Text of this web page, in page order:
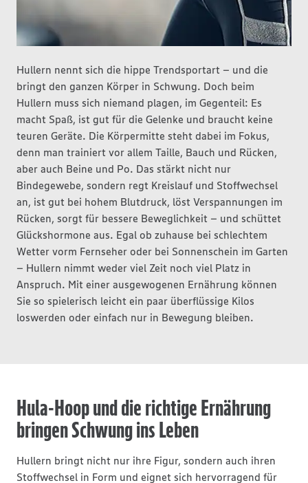
Hullern nennt sich die hippe Trendsportart – und die
bringt den ganzen Körper in Schwung. Doch beim
Hullern muss sich niemand plagen, im Gegenteil: Es
macht Spaß, ist gut für die Gelenke und braucht keine
teuren Geräte. Die Körpermitte steht dabei im Fokus,
denn man trainiert vor allem Taille, Bauch und Rücken,
aber auch Beine und Po. Das stärkt nicht nur
Bindegewebe, sondern regt Kreislauf und Stoffwechsel
an, ist gut bei hohem Blutdruck, löst Verspannungen im
Rücken, sorgt für bessere Beweglichkeit – und schüttet
Glückshormone aus. Egal ob zuhause bei schlechtem
Wetter vorm Fernseher oder bei Sonnenschein im Garten
– Hullern nimmt weder viel Zeit noch viel Platz in
Anspruch. Mit einer ausgewogenen Ernährung können
Sie so spielerisch leicht ein paar überflüssige Kilos
loswerden oder einfach nur in Bewegung bleiben.
Hula-Hoop und die richtige Ernährung
bringen Schwung ins Leben
Hullern bringt nicht nur ihre Figur, sondern auch ihren
Stoffwechsel in Form und eignet sich hervorragend für